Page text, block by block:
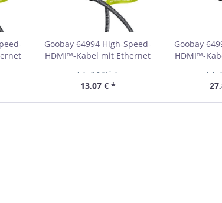
Goobay 64994 High-Speed-
HDMI™-Kabel mit Ethernet
Inhalt 1 Stück
13,07 € *
Goobay
HDMI™-